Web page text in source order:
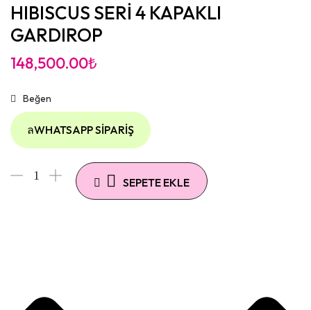
HIBISCUS SERİ 4 KAPAKLI
GARDIROP
148,500.00₺
Beğen
WHATSAPP SIPARIŞ
SEPETE EKLE